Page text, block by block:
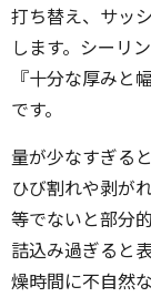
打ち替え、サッ
します。シーリ
『十分な厚みと
です。
量が少なすぎる
ひび割れや剥が
等でないと部分
詰込み過ぎると
燥時間に不自然